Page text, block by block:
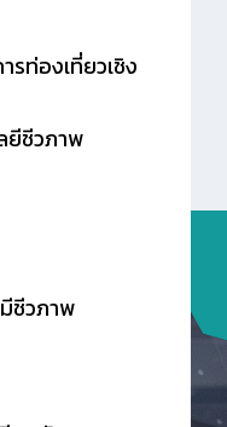
ท่องเที่ยวเชิง
ชีวภาพ
ชีวภาพ